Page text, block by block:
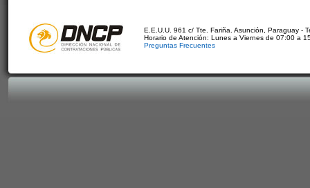
E.E.U.U. 961 c/ Tte. Fariña. Asunción, Paraguay -
Horario de Atención: Lunes a Viernes de 07:00 a
Preguntas Frecuentes